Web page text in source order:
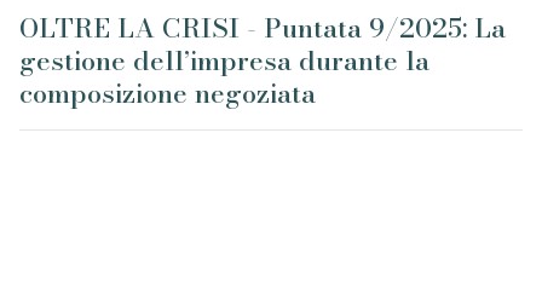
OLTRE LA CRISI - Puntata 9/2025: La
gestione dell’impresa durante la
composizione negoziata